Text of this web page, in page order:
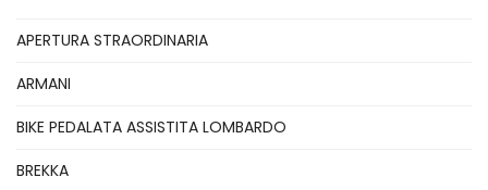
APERTURA STRAORDINARIA
ARMANI
BIKE PEDALATA ASSISTITA LOMBARDO
BREKKA